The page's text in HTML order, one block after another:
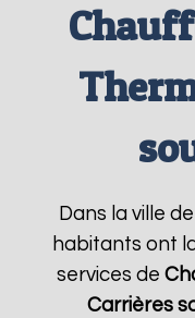
Dans la ville
habitants ont
services de
Carrières